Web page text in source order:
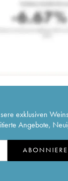
exklusiven
Angebote,